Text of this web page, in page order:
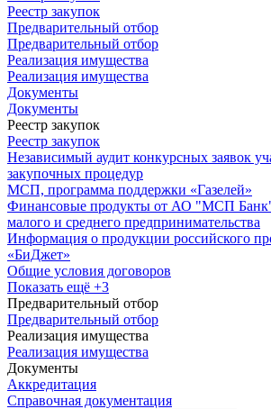
Реестр закупок
Предварительный отбор
Предварительный отбор
Реализация имущества
Реализация имущества
Документы
Документы
Реестр закупок
Реестр закупок
Независимый аудит конкурсных заявок
закупочных процедур
МСП, программа поддержки «Газелей»
Финансовые продукты от АО "МСП Банк"
малого и среднего предпринимательства
Информация о продукции российского
«БиДжет»
Общие условия договоров
Показать ещё +3
Предварительный отбор
Предварительный отбор
Реализация имущества
Реализация имущества
Документы
Аккредитация
Справочная документация